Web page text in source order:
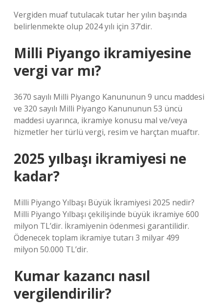
Vergiden muaf tutulacak tutar her yılın başında
belirlenmekte olup 2024 yılı için 37’dir.
Milli Piyango ikramiyesine
vergi var mı?
3670 sayılı Milli Piyango Kanununun 9 uncu maddesi
ve 320 sayılı Milli Piyango Kanununun 53 üncü
maddesi uyarınca, ikramiye konusu mal ve/veya
hizmetler her türlü vergi, resim ve harçtan muaftır.
2025 yılbaşı ikramiyesi ne
kadar?
Milli Piyango Yılbaşı Büyük İkramiyesi 2025 nedir?
Milli Piyango Yılbaşı çekilişinde büyük ikramiye 600
milyon TL’dir. İkramiyenin ödenmesi garantilidir.
Ödenecek toplam ikramiye tutarı 3 milyar 499
milyon 50.000 TL’dir.
Kumar kazancı nasıl
vergilendirilir?